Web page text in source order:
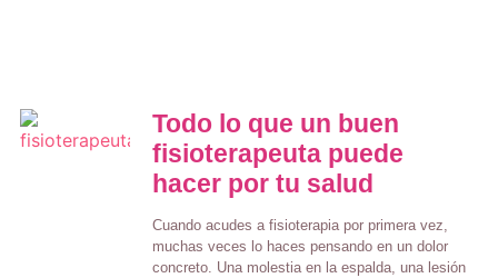
Todo lo que un buen
fisioterapeuta puede
hacer por tu salud
Cuando acudes a fisioterapia por primera vez,
muchas veces lo haces pensando en un dolor
concreto. Una molestia en la espalda, una lesión